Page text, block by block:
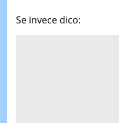
Se invece dico: